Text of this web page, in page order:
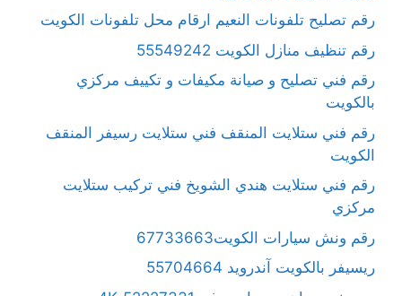
رقم تصليح تلفونات النعيم ارقام محل تلفونات الكويت
رقم تنظيف منازل الكويت 55549242
رقم فني تصليح و صيانة مكيفات و تكييف مركزي
بالكويت
رقم فني ستلايت المنقف فني ستلايت رسيفر المنقف
الكويت
رقم فني ستلايت هندي الشويخ فني تركيب ستلايت
مركزي
رقم ونش سيارات الكويت67733663
ريسيفر بالكويت آندرويد 55704664